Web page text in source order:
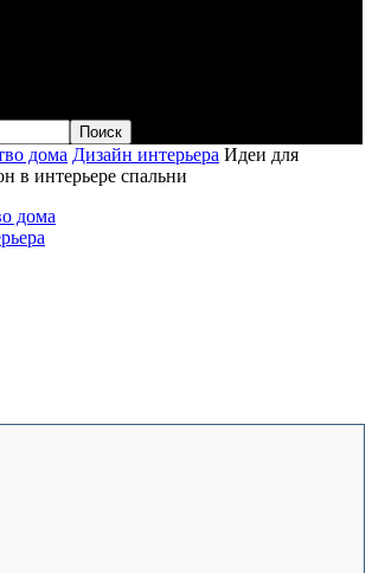
дома Дизайн интерьера Идеи для
в интерьере спальни
дома